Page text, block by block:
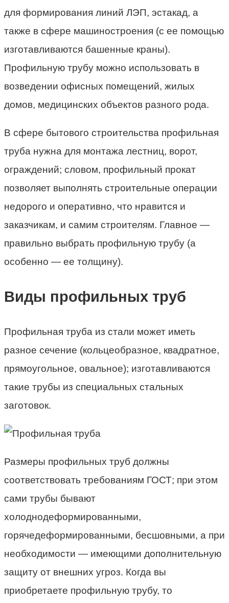
для формирования линий ЛЭП, эстакад, а
также в сфере машиностроения (с ее помощью
изготавливаются башенные краны).
Профильную трубу можно использовать в
возведении офисных помещений, жилых
домов, медицинских объектов разного рода.
В сфере бытового строительства профильная
труба нужна для монтажа лестниц, ворот,
ограждений; словом, профильный прокат
позволяет выполнять строительные операции
недорого и оперативно, что нравится и
заказчикам, и самим строителям. Главное —
правильно выбрать профильную трубу (а
особенно — ее толщину).
Виды профильных труб
Профильная труба из стали может иметь
разное сечение (кольцеобразное, квадратное,
прямоугольное, овальное); изготавливаются
такие трубы из специальных стальных
заготовок.
Размеры профильных труб должны
соответствовать требованиям ГОСТ; при этом
сами трубы бывают
холоднодеформированными,
горячедеформированными, бесшовными, а при
необходимости — имеющими дополнительную
защиту от внешних угроз. Когда вы
приобретаете профильную трубу, то